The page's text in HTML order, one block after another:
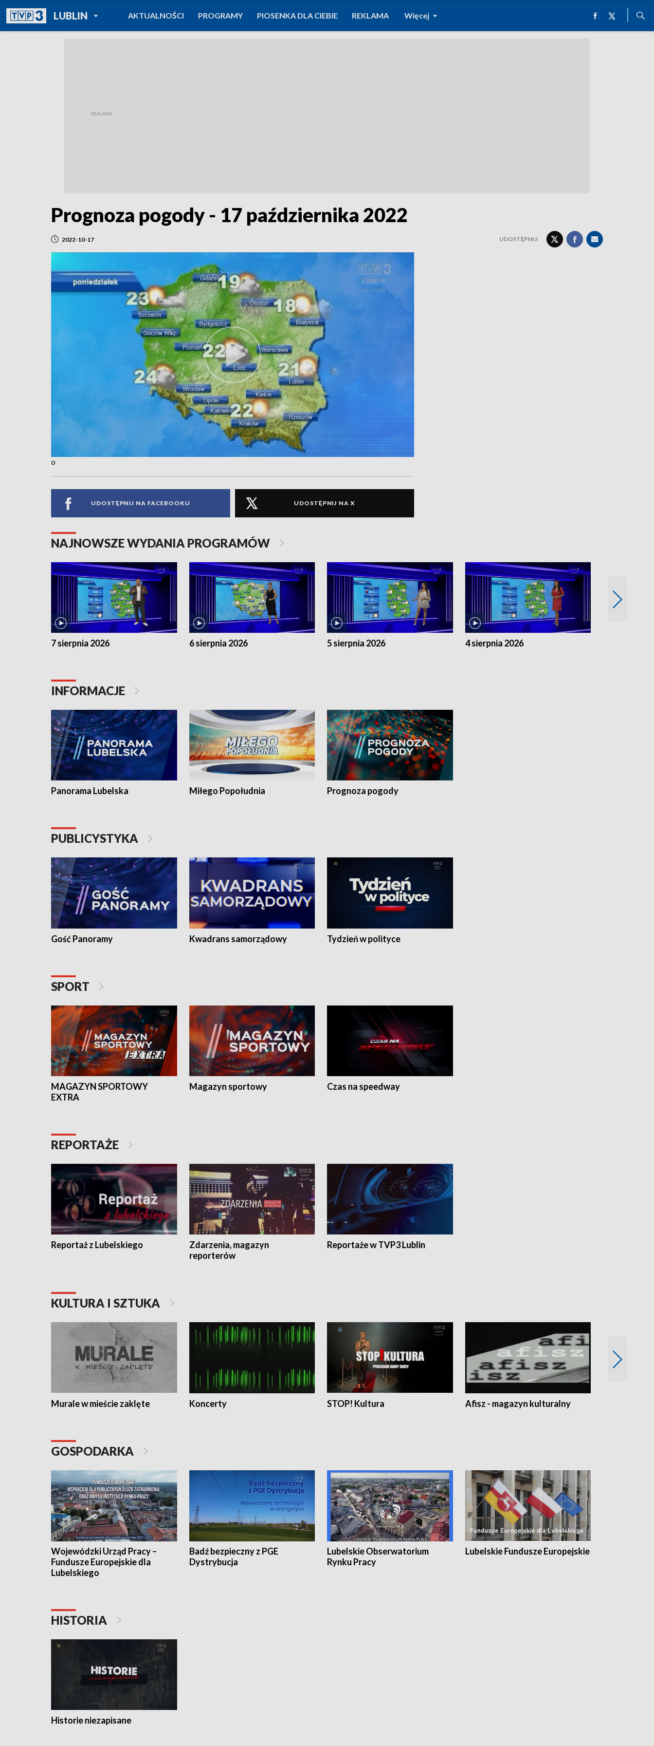
LUBLINPOWRÓT DO
TVP REGIONY
AKTUALNOŚCI PROGRAMY PIOSENKA DLA CIEBIE REKLAMA Więcej
Prognoza pogody - 17 października 2022
2022-10-17 UDOSTĘPNIJ:
o
UDOSTĘPNIJ NA FACEBOOKU UDOSTĘPNIJ NA X
NAJNOWSZE WYDANIA PROGRAMÓW
7 sierpnia 2026 6 sierpnia 2026 5 sierpnia 2026 4 sierpnia 2026
INFORMACJE
Panorama Lubelska Miłego Popołudnia Prognoza pogody
PUBLICYSTYKA
Gość Panoramy Kwadrans samorządowy Tydzień w polityce
SPORT
MAGAZYN SPORTOWY
EXTRA
Magazyn sportowy Czas na speedway
REPORTAŻE
Reportaż z Lubelskiego
Zdarzenia, magazyn
reporterów
Reportaże w TVP3 Lublin
KULTURA I SZTUKA
Murale w mieście zaklęte Koncerty STOP! Kultura Afisz - magazyn kulturalny
GOSPODARKA
Wojewódzki Urząd Pracy –
Fundusze Europejskie dla
Lubelskiego
Badź bezpieczny z PGE
Dystrybucja
Lubelskie Obserwatorium
Rynku Pracy
Lubelskie Fundusze Europejskie
HISTORIA
Historie niezapisane